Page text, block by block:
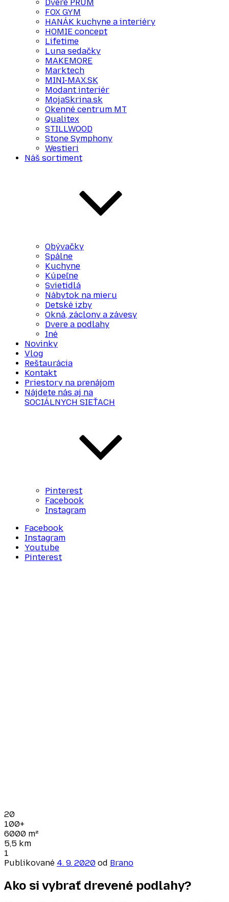
Dvere PRÜM
FOX GYM
HANÁK kuchyne a interiéry
HOMIE concept
Lifetime
Luna sedačky
MAKEMORE
Marktech
MINI-MAX.SK
Modant interiér
MojaSkrina.sk
Okenné centrum MT
Qualitex
STILLWOOD
Stone Symphony
Westieri
Náš sortiment
Obývačky
Spálne
Kuchyne
Kúpeľne
Svietidlá
Nábytok na mieru
Detské izby
Okná, záclony a závesy
Dvere a podlahy
Iné
Novinky
Vlog
Reštaurácia
Kontakt
Priestory na prenájom
Nájdete nás aj na
SOCIÁLNYCH SIEŤACH
Pinterest
Facebook
Instagram
Facebook
Instagram
Youtube
Pinterest
20
100+
6000 m²
5,5 km
1
Publikované 4. 9. 2020 od Brano
Ako si vybrať drevené podlahy?